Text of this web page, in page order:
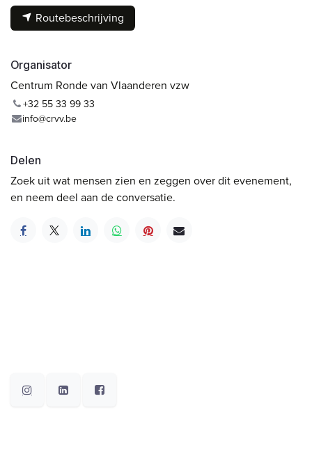
Routebeschrijving
Organisator
Centrum Ronde van Vlaanderen vzw
+32 55 33 99 33
info@crvv.be
Delen
Zoek uit wat mensen zien en zeggen over dit evenement,
en neem deel aan de conversatie.